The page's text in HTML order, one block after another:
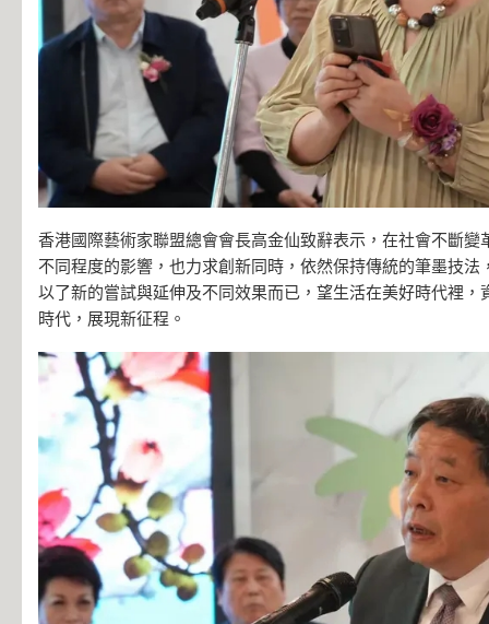
香港國際藝術家聯盟總會會長高金仙致辭表示，在社會不斷變
不同程度的影響，也力求創新同時，依然保持傳統的筆墨技法
以了新的嘗試與延伸及不同效果而已，望生活在美好時代裡，
時代，展現新征程。